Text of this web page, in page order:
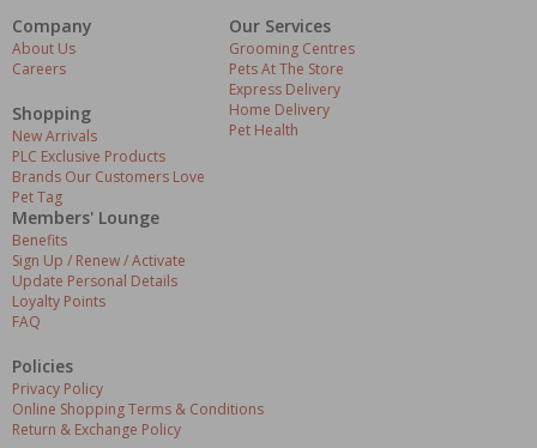
Company
About Us
Careers
Shopping
New Arrivals
PLC Exclusive Products
Brands Our Customers Love
Pet Tag
Our Services
Grooming Centres
Pets At The Store
Express Delivery
Home Delivery
Pet Health
Members' Lounge
Benefits
Sign Up / Renew / Activate
Update Personal Details
Loyalty Points
FAQ
Policies
Privacy Policy
Online Shopping Terms & Conditions
Return & Exchange Policy